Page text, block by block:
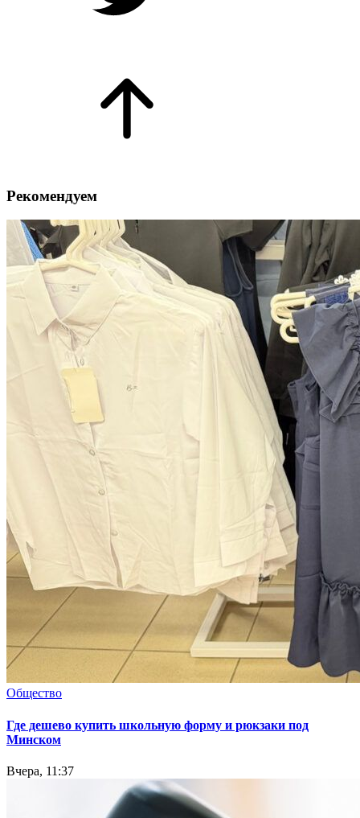
Рекомендуем
Общество
Где дешево купить школьную форму и рюкзаки под
Минском
Вчера, 11:37